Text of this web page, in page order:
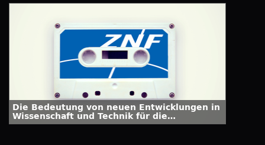
Die Bedeutung von neuen Entwicklungen in
Wissenschaft und Technik für die
Biowaffenkontrolle